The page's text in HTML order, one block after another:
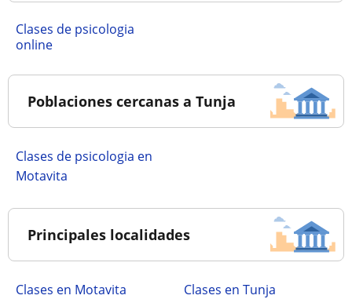
Clases de psicologia
online
Poblaciones cercanas a Tunja
Clases de psicologia en
Motavita
Principales localidades
Clases en Motavita Clases en Tunja